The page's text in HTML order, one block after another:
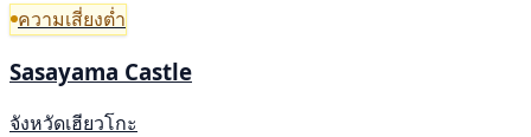
ความเสี่ยงต่ำ
Sasayama Castle
จังหวัดเฮียวโกะ